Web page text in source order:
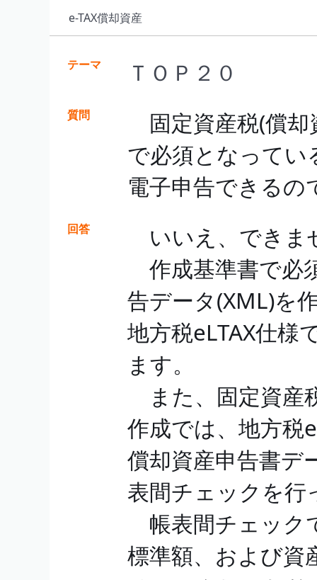
e-TAX償却資産
テーマ ＴＯＰ２０
質問
固定資産税(償却
で必須となってい
電子申告できるの
回答
いいえ、できま
作成基準書で必
告データ(XML)を
地方税eLTAX仕様
ます。
また、固定資産
作成では、地方税
償却資産申告書デ
表間チェックを行
帳表間チェック
標準額、および資